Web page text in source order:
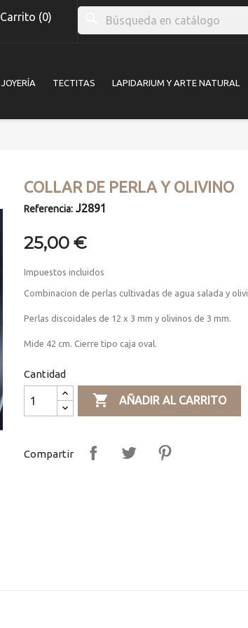
Carrito (0)
JOYERÍA TECTITAS LAPIDARIUM Y ARTE NATURAL
COLLAR DE PERLA Y OLIVINO
Referencia: J2891
25,00 €
Impuestos incluidos
Combinacion de perlas cultivadas de agua salada y
Perlas discoidales de 12 x 3 mm y olivinos de 3 mm.
Mide 42 cm. Cierre tipo caja oval.
Cantidad
 AÑADIR AL CARRITO
Compartir